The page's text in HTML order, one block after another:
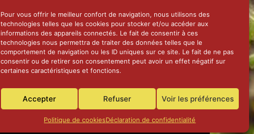
Pour vous offrir le meilleur confort de navigation, nous utilisons des
technologies telles que les cookies pour stocker et/ou accéder aux
informations des appareils connectés. Le fait de consentir à ces
technologies nous permettra de traiter des données telles que le
comportement de navigation ou les ID uniques sur ce site. Le fait de ne pas
consentir ou de retirer son consentement peut avoir un effet négatif sur
certaines caractéristiques et fonctions.
Accepter Refuser Voir les préférences
Politique de cookiesDéclaration de confidentialité
Aînés – Noël 2024
14 janvier 2025